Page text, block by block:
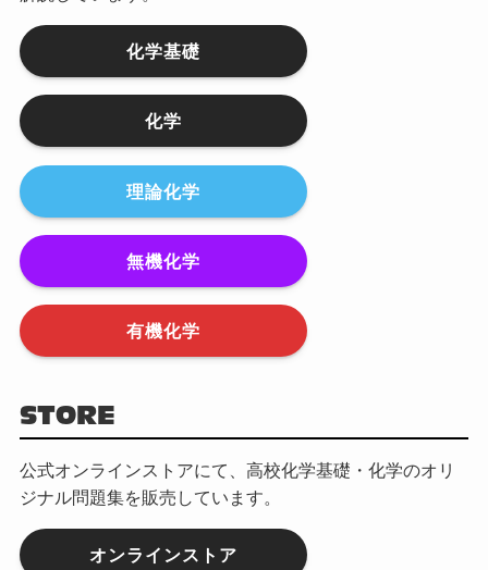
化学基礎
化学
理論化学
無機化学
有機化学
STORE
公式オンラインストアにて、高校化学基礎・化学のオリ
ジナル問題集を販売しています。
オンラインストア